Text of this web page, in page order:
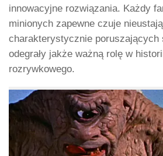
innowacyjne rozwiązania. Każdy
minionych zapewne czuje
charakterystycznie poruszających
odegrały jakże ważną rolę w
rozrywkowego.